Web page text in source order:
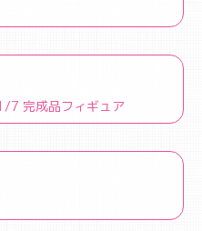
7 完成品フィギュア